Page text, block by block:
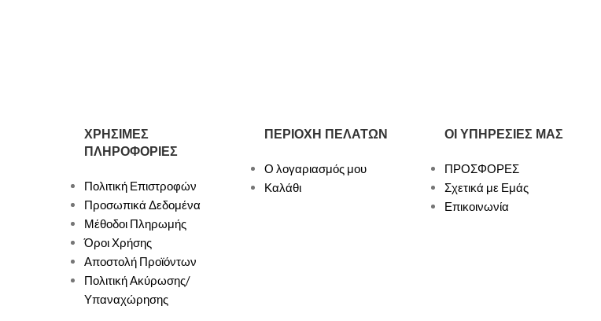
ΧΡΗΣΙΜΕΣ
ΠΛΗΡΟΦΟΡΙΕΣ
Πολιτική Επιστροφών
Προσωπικά Δεδομένα
Μέθοδοι Πληρωμής
Όροι Χρήσης
Αποστολή Προϊόντων
Πολιτική Ακύρωσης/
Υπαναχώρησης
ΠΕΡΙΟΧΗ ΠΕΛΑΤΩΝ
Ο λογαριασμός μου
Καλάθι
ΟΙ ΥΠΗΡΕΣΙΕΣ ΜΑΣ
ΠΡΟΣΦΟΡΕΣ
Σχετικά με Εμάς
Επικοινωνία